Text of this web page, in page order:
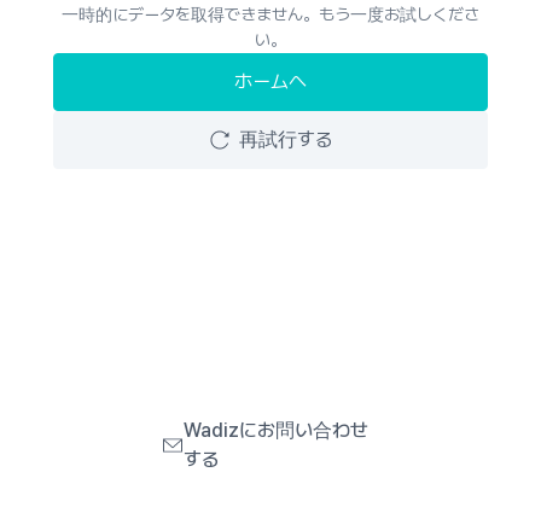
一時的にデータを取得できません。もう一度お試しくださ
い。
ホームへ
再試行する
Wadizにお問い合わせ
する